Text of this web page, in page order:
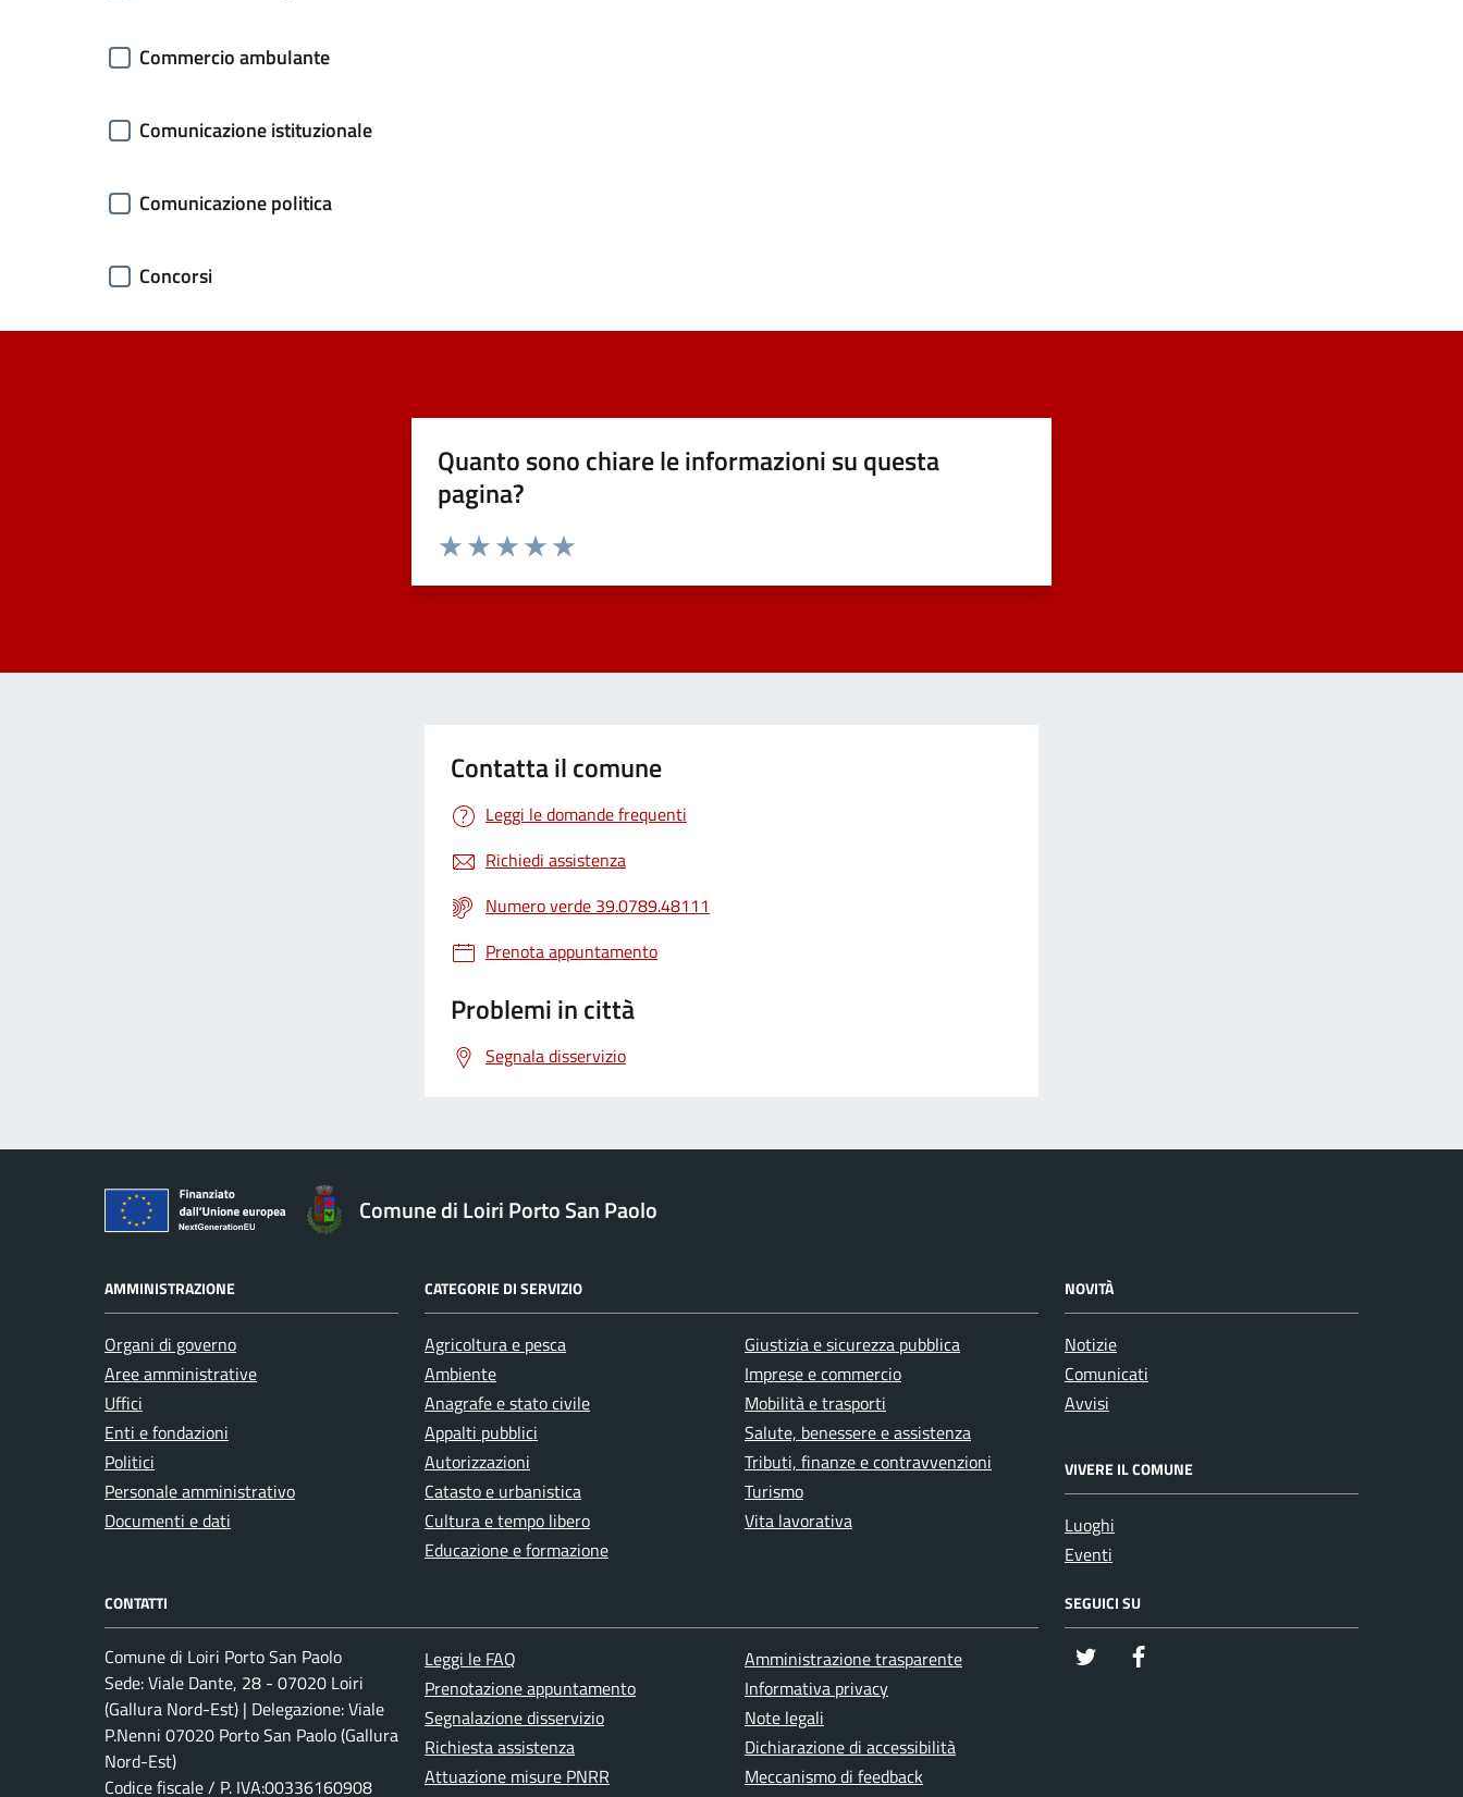
Commercio ambulante
Comunicazione istituzionale
Comunicazione politica
Concorsi
Imposte
Imprese
Inquinamento
Integrazione sociale
Isolamento termico
Istruzione
Matrimonio
Mercato
Quanto sono chiare le informazioni su questa
pagina?
Contatta il comune
Leggi le domande frequenti
Richiedi assistenza
Numero verde 39.0789.48111
Prenota appuntamento
Problemi in città
Segnala disservizio
Comune di Loiri Porto San Paolo
AMMINISTRAZIONE
Organi di governo
Aree amministrative
Uffici
Enti e fondazioni
Politici
Personale amministrativo
Documenti e dati
CATEGORIE DI SERVIZIO
Agricoltura e pesca
Ambiente
Anagrafe e stato civile
Appalti pubblici
Autorizzazioni
Catasto e urbanistica
Cultura e tempo libero
Educazione e formazione
Giustizia e sicurezza pubblica
Imprese e commercio
Mobilità e trasporti
Salute, benessere e assistenza
Tributi, finanze e contravvenzioni
Turismo
Vita lavorativa
NOVITÀ
Notizie
Comunicati
Avvisi
VIVERE IL COMUNE
Luoghi
Eventi
CONTATTI
Comune di Loiri Porto San Paolo
Sede: Viale Dante, 28 - 07020 Loiri
(Gallura Nord-Est) | Delegazione: Viale
P.Nenni 07020 Porto San Paolo (Gallura
Nord-Est)
Codice fiscale / P. IVA:00336160908
Leggi le FAQ
Prenotazione appuntamento
Segnalazione disservizio
Richiesta assistenza
Attuazione misure PNRR
Amministrazione trasparente
Informativa privacy
Note legali
Dichiarazione di accessibilità
Meccanismo di feedback
SEGUICI SU
twitter